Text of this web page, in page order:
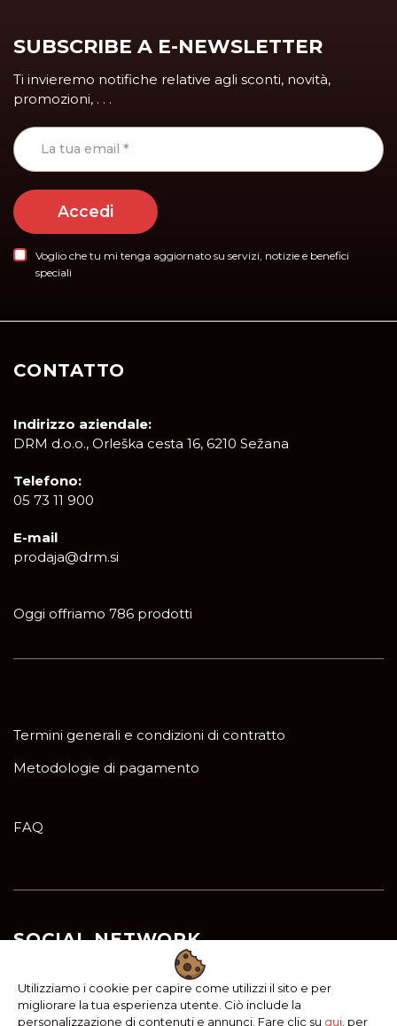
SUBSCRIBE A E-NEWSLETTER
Ti invieremo notifiche relative agli sconti, novità,
promozioni, . . .
Accedi
Voglio che tu mi tenga aggiornato su servizi, notizie e benefici
speciali
Utilizziamo i cookie per capire come utilizzi il sito e per
migliorare la tua esperienza utente. Ciò include la
personalizzazione di contenuti e annunci. Fare clic su qui . per
CONTATTO
Indirizzo aziendale:
DRM d.o.o., Orleška cesta 16, 6210 Sežana
Telefono:
05 73 11 900
E-mail
prodaja@drm.si
Oggi offriamo 786 prodotti
Termini generali e condizioni di contratto
Metodologie di pagamento
FAQ
SOCIAL NETWORK